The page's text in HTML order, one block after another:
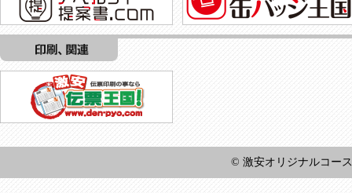
© 激安オリジナルコー